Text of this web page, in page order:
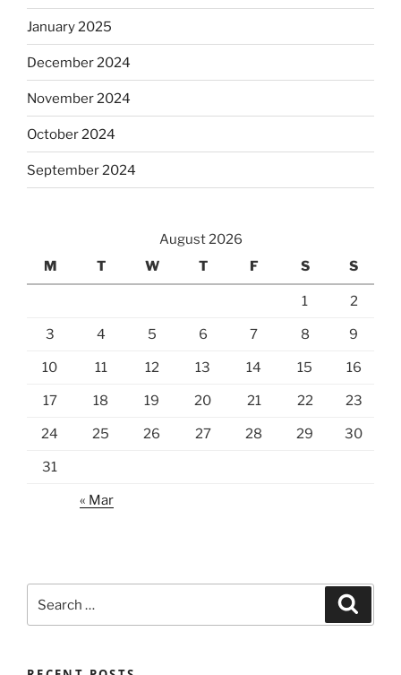
January 2025
December 2024
November 2024
October 2024
September 2024
August 2026
M
T W T F S S
1 2
3 4 5 6 7 8 9
10 11 12 13 14 15 16
17 18 19 20 21 22 23
24 25 26 27 28 29 30
31
« Mar
for: